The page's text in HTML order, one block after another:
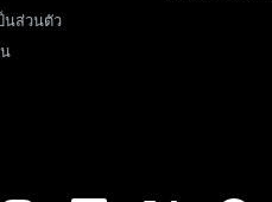
นส่วนตัว